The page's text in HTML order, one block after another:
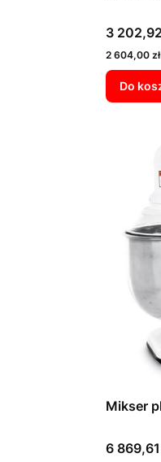
Cena
3
Cena
2 604,00 zł
Do
Mikser
Cena
6 869,61